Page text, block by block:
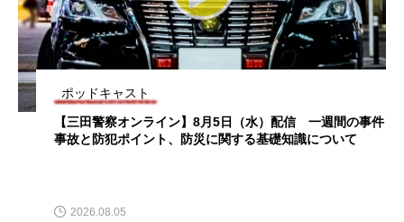
最終回【JAZZ Bar cozy】3月7
日（木）今回はビル・エヴァン
ス リバーサイド4部作を特集し
日（火）配信 庭づくりは曲線
意識しています 三田グリーン
幼稚園だより
【幼稚園だより】8月5日（水）やよい幼稚園：先生に1学
期や夏の過ごし方をお聞きしました♪
2026.08.05